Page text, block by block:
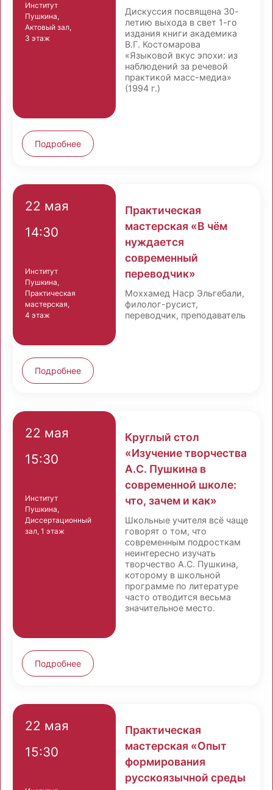
Институт
Пушкина,
Актовый зал,
3 этаж
Дискуссия посвящена 30-
летию выхода в свет 1-го
издания книги академика
В.Г. Костомарова
«Языковой вкус эпохи: из
наблюдений за речевой
практикой масс-медиа»
(1994 г.)
Подробнее
22 мая
14:30
Институт
Пушкина,
Практическая
мастерская,
4 этаж
Практическая
мастерская «В чём
нуждается
современный
переводчик»
Моххамед Наср Эльгебали,
филолог-русист,
переводчик, преподаватель
Подробнее
22 мая
15:30
Институт
Пушкина,
Диссертационный
зал, 1 этаж
Круглый стол
«Изучение творчества
А.С. Пушкина в
современной школе:
что, зачем и как»
Школьные учителя всё чаще
говорят о том, что
современным подросткам
неинтересно изучать
творчество А.С. Пушкина,
которому в школьной
программе по литературе
часто отводится весьма
значительное место.
Подробнее
22 мая
15:30
Практическая
мастерская «Опыт
формирования
русскоязычной среды